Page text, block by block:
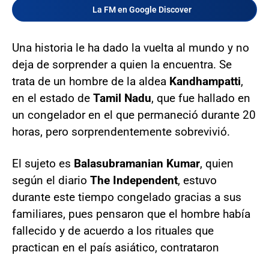
La FM en Google Discover
Una historia le ha dado la vuelta al mundo y no
deja de sorprender a quien la encuentra. Se
trata de un hombre de la aldea Kandhampatti,
en el estado de Tamil Nadu, que fue hallado en
un congelador en el que permaneció durante 20
horas, pero sorprendentemente sobrevivió.
El sujeto es Balasubramanian Kumar, quien
según el diario The Independent, estuvo
durante este tiempo congelado gracias a sus
familiares, pues pensaron que el hombre había
fallecido y de acuerdo a los rituales que
practican en el país asiático, contrataron